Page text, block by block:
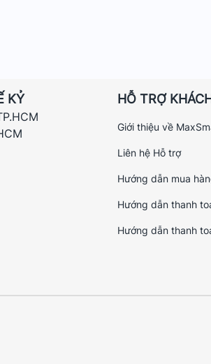
KỶ HỖ TRỢ
Giới thiệu về
Liên hệ Hỗ trợ
Hướng dẫn mua
Hướng dẫn thanh
Hướng dẫn thanh